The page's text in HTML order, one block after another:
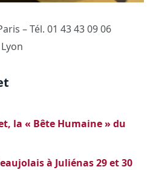
– Tél. 01 43 43 09 06
la « Bête Humaine » du
à Juliénas 29 et 30